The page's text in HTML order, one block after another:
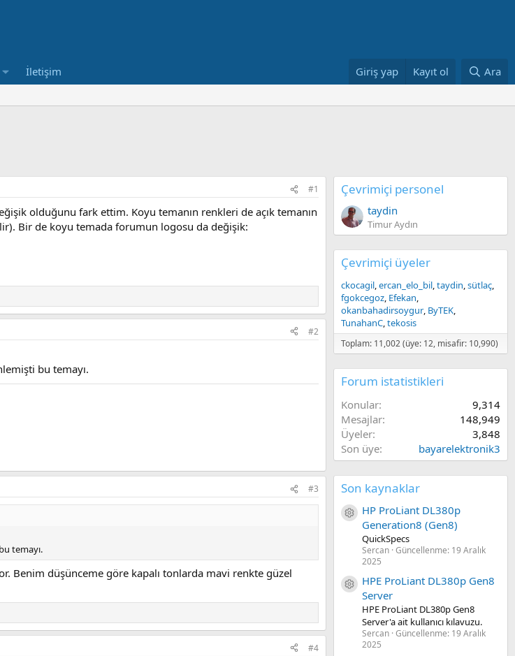
İletişim Giriş yap Kayıt ol Ara
#1
olduğunu fark ettim. Koyu temanın renkleri de açık temanın
Bir de koyu temada forumun logosu da değişik:
#2
bu temayı.
#3
temayı.
Benim düşünceme göre kapalı tonlarda mavi renkte güzel
#4
Çevrimiçi personel
taydin
Timur Aydın
Çevrimiçi üyeler
ckocagil ercan_elo_bil taydin sütlaç
fgokcegoz Efekan
okanbahadirsoygur ByTEK
TunahanC tekosis
Toplam: 11,002 (üye: 12, misafir: 10,990)
Forum istatistikleri
Konular
9,314
Mesajlar
148,949
Üyeler
3,848
Son üye
bayarelektronik3
Son kaynaklar
Kaynak ikon/amblem
HP ProLiant DL380p
Generation8 (Gen8)
QuickSpecs
Sercan Güncellenme: 19 Aralık
2025
Kaynak ikon/amblem
HPE ProLiant DL380p Gen8
Server
HPE ProLiant DL380p Gen8
Server'a ait kullanıcı kılavuzu.
Sercan Güncellenme: 19 Aralık
2025